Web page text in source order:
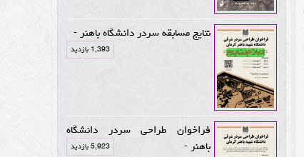
نتایج مسابقه سردر دانشگاه باهنر -
1,393 بازدید
فراخوان طراحی سردر دانشگاه
باهنر -
5,923 بازدید